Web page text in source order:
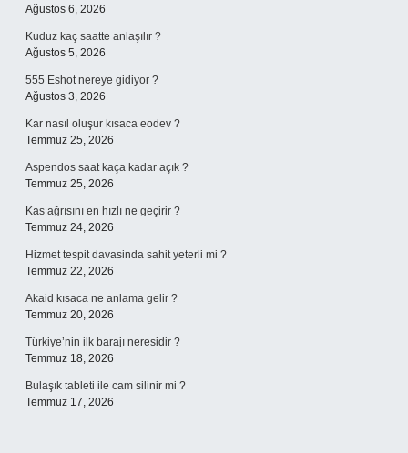
Ağustos 6, 2026
Kuduz kaç saatte anlaşılır ?
Ağustos 5, 2026
555 Eshot nereye gidiyor ?
Ağustos 3, 2026
Kar nasıl oluşur kısaca eodev ?
Temmuz 25, 2026
Aspendos saat kaça kadar açık ?
Temmuz 25, 2026
Kas ağrısını en hızlı ne geçirir ?
Temmuz 24, 2026
Hizmet tespit davasinda sahit yeterli mi ?
Temmuz 22, 2026
Akaid kısaca ne anlama gelir ?
Temmuz 20, 2026
Türkiye’nin ilk barajı neresidir ?
Temmuz 18, 2026
Bulaşık tableti ile cam silinir mi ?
Temmuz 17, 2026